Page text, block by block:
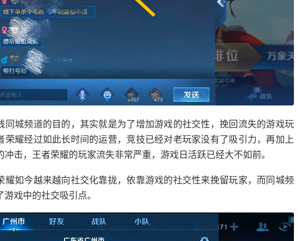
同城频道的目的，其实就是为了增加游戏的社交性，挽回流失的游戏玩
荣耀经过如此长时间的运营，竞技已经对老玩家没有了吸引力，再加上
冲击，王者荣耀的玩家流失非常严重，游戏日活跃已经大不如前。
耀如今越来越向社交化靠拢，依靠游戏的社交性来挽留玩家，而同城频
戏中的社交吸引点。